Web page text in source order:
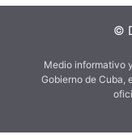
©
Medio informativo
Gobierno de Cuba,